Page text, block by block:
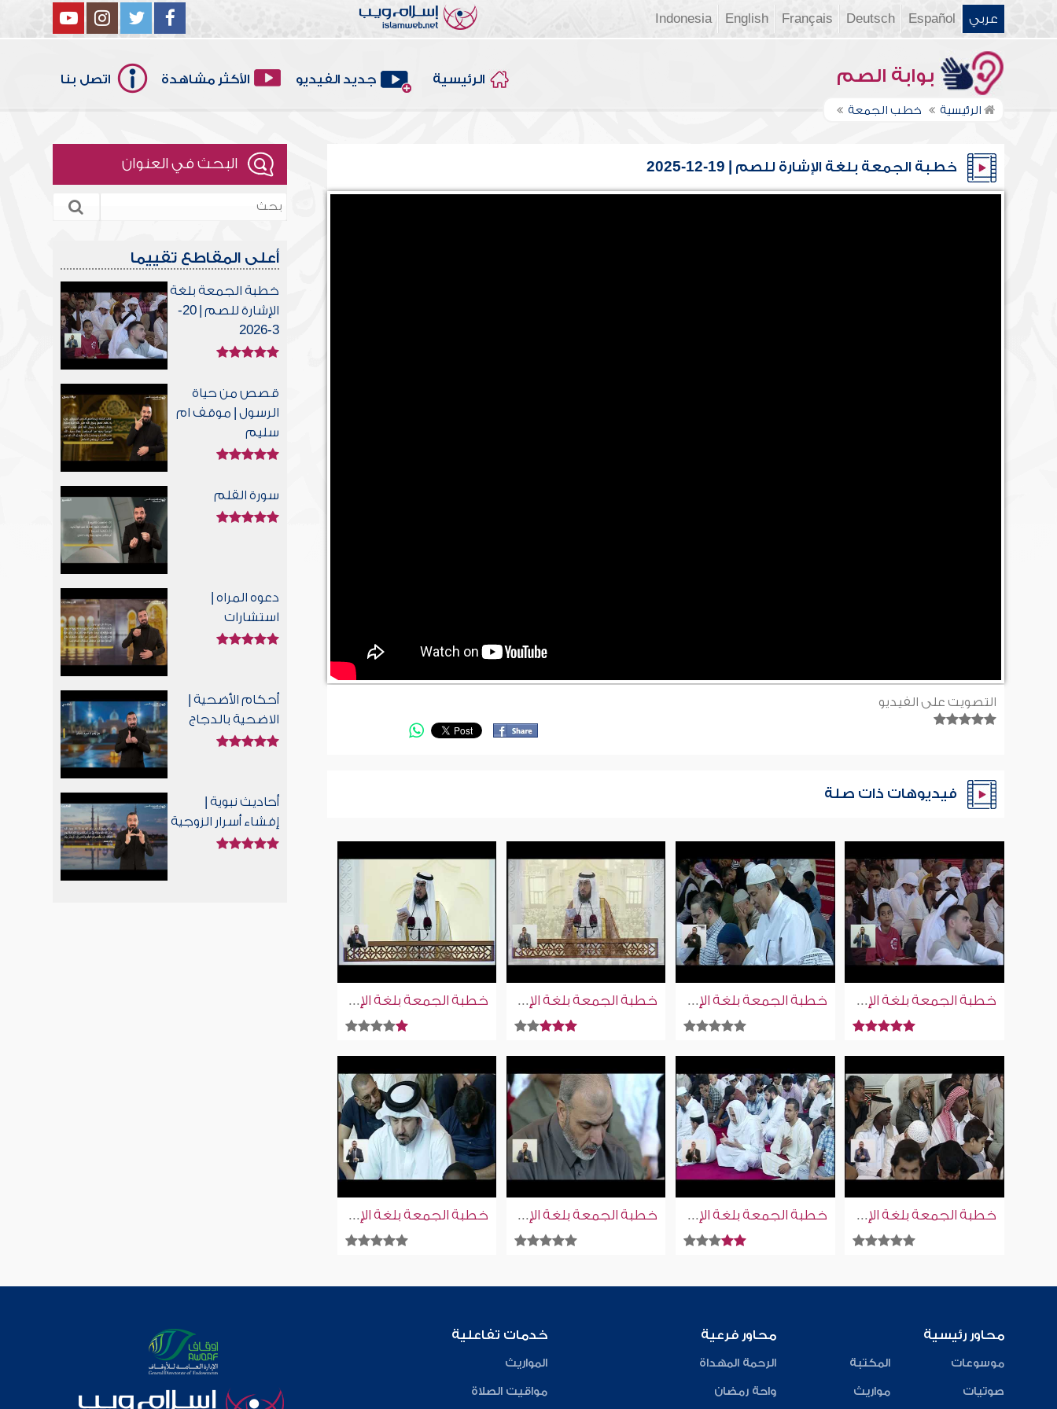
عربي Español
Deutsch
Français
English
Indonesia
بوابة الصم الرئيسية جديد الفيديو الأكثر مشاهدة اتصل بنا
الرئيسية خطب الجمعة
خطبة الجمعة بلغة الإشارة للصم | 19-12-2025
التصويت على الفيديو
فيديوهات ذات صلة
خطبة الجمعة بلغة الإشارة للصم | 20-3-2026 خطبة الجمعة بلغة الإشارة للصم | 27-3-2026 خطبة الجمعة بلغة الإشارة للصم | 20-2-2026 خطبة الجمعة بلغة الإشارة للصم | 28-11-2025
خطبة الجمعة بلغة الإشارة للصم | 9-1-2026 خطبة الجمعة بلغة الإشارة للصم | 13-2-2026 خطبة الجمعة بلغة الإشارة للصم | 16-1-2026 خطبة الجمعة بلغة الإشارة للصم | 17-10-2025
البحث في العنوان
أعلى المقاطع تقييما
خطبة الجمعة بلغة
الإشارة للصم | 20-
3-2026
قصص من حياة
الرسول | موقف ام
سليم
سورة القلم
دعوه المراه |
استشارات
أحكام الأضحية |
الاضحية بالدجاج
أحاديث نبوية |
إفشاء أسرار الزوجية
محاور رئيسية
موسوعات
صوتيات
المكتبة
مواريث
محاور فرعية
الرحمة المهداة
واحة رمضان
خدمات تفاعلية
المواريث
مواقيت الصلاة